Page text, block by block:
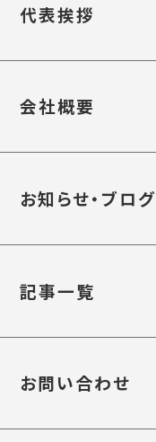
代表挨拶
会社概要
お知らせ・ブログ
記事一覧
お問い合わせ